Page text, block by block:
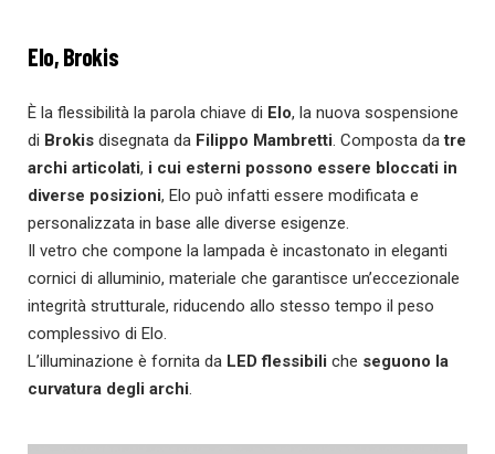
Elo, Brokis
È la flessibilità la parola chiave di Elo, la nuova sospensione
di Brokis disegnata da Filippo Mambretti. Composta datre
archi articolati, i cui esterni possono essere bloccati in
diverse posizioni, Elo può infatti essere modificata e
personalizzata in base alle diverse esigenze.
Il vetro che compone la lampada è incastonato in eleganti
cornici di alluminio, materiale che garantisce un’eccezionale
integrità strutturale, riducendo allo stesso tempo il peso
complessivo di Elo.
L’illuminazione è fornita da LED flessibili che seguono la
curvatura degli archi.